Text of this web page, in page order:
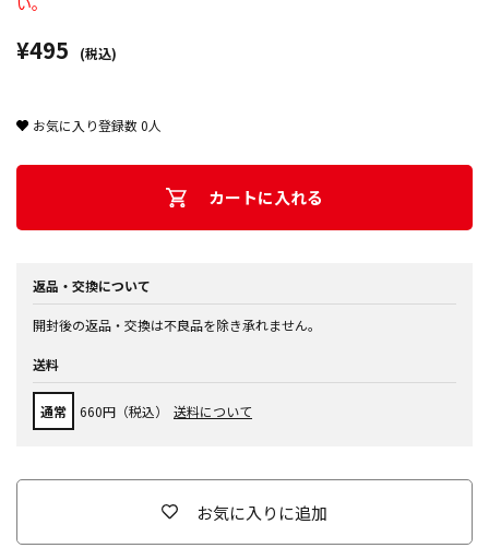
¥495 (税込)
お気に入り登録数0人
カートに入れる
返品・交換について
開封後の返品・交換は不良品を除き承れません。
送料
通常 660円（税込） 送料について
お気に入りに追加